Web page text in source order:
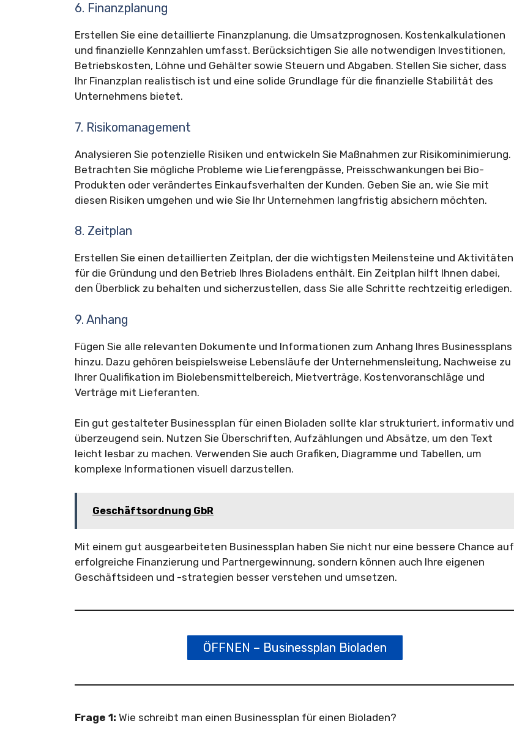
6. Finanzplanung
Erstellen Sie eine detaillierte Finanzplanung, die Umsatzprognosen, Kostenkalkulationen
und finanzielle Kennzahlen umfasst. Berücksichtigen Sie alle notwendigen Investitionen,
Betriebskosten, Löhne und Gehälter sowie Steuern und Abgaben. Stellen Sie sicher, dass
Ihr Finanzplan realistisch ist und eine solide Grundlage für die finanzielle Stabilität des
Unternehmens bietet.
7. Risikomanagement
Analysieren Sie potenzielle Risiken und entwickeln Sie Maßnahmen zur Risikominimierung.
Betrachten Sie mögliche Probleme wie Lieferengpässe, Preisschwankungen bei Bio-
Produkten oder verändertes Einkaufsverhalten der Kunden. Geben Sie an, wie Sie mit
diesen Risiken umgehen und wie Sie Ihr Unternehmen langfristig absichern möchten.
8. Zeitplan
Erstellen Sie einen detaillierten Zeitplan, der die wichtigsten Meilensteine und Aktivitäten
für die Gründung und den Betrieb Ihres Bioladens enthält. Ein Zeitplan hilft Ihnen dabei,
den Überblick zu behalten und sicherzustellen, dass Sie alle Schritte rechtzeitig erledigen.
9. Anhang
Fügen Sie alle relevanten Dokumente und Informationen zum Anhang Ihres Businessplans
hinzu. Dazu gehören beispielsweise Lebensläufe der Unternehmensleitung, Nachweise zu
Ihrer Qualifikation im Biolebensmittelbereich, Mietverträge, Kostenvoranschläge und
Verträge mit Lieferanten.
Ein gut gestalteter Businessplan für einen Bioladen sollte klar strukturiert, informativ und
überzeugend sein. Nutzen Sie Überschriften, Aufzählungen und Absätze, um den Text
leicht lesbar zu machen. Verwenden Sie auch Grafiken, Diagramme und Tabellen, um
komplexe Informationen visuell darzustellen.
Geschäftsordnung GbR
Mit einem gut ausgearbeiteten Businessplan haben Sie nicht nur eine bessere Chance auf
erfolgreiche Finanzierung und Partnergewinnung, sondern können auch Ihre eigenen
Geschäftsideen und -strategien besser verstehen und umsetzen.
ÖFFNEN – Businessplan Bioladen
Frage 1: Wie schreibt man einen Businessplan für einen Bioladen?